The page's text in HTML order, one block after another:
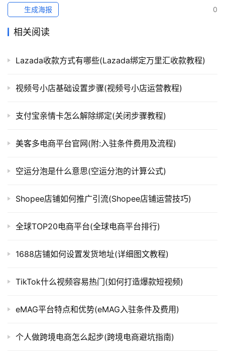
0
生成海报
相关阅读
Lazada收款方式有哪些(Lazada绑定万里汇收款教程)
视频号小店基础设置步骤(视频号小店运营教程)
支付宝亲情卡怎么解除绑定(关闭步骤教程)
美客多电商平台官网(附:入驻条件费用及流程)
空运分泡是什么意思(空运分泡的计算公式)
Shopee店铺如何推广引流(Shopee店铺运营技巧)
全球TOP20电商平台(全球电商平台排行)
1688店铺如何设置发货地址(详细图文教程)
TikTok什么视频容易热门(如何打造爆款短视频)
eMAG平台特点和优势(eMAG入驻条件及费用)
个人做跨境电商怎么起步(跨境电商避坑指南)